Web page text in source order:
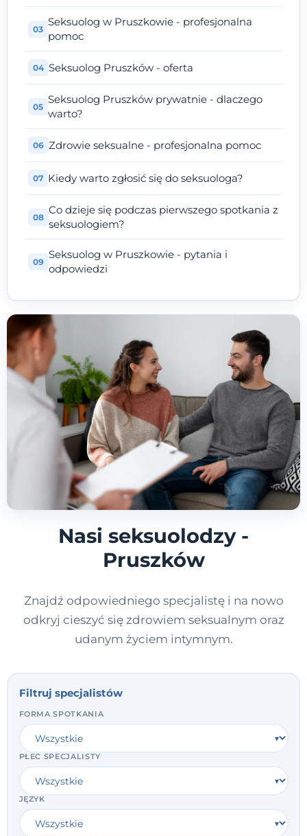
Seksuolog w Pruszkowie - profesjonalna
pomoc
Seksuolog Pruszków - oferta
Seksuolog Pruszków prywatnie - dlaczego
warto?
Zdrowie seksualne - profesjonalna pomoc
Kiedy warto zgłosić się do seksuologa?
Co dzieje się podczas pierwszego spotkania z
seksuologiem?
Seksuolog w Pruszkowie - pytania i
odpowiedzi
Nasi seksuolodzy -
Pruszków
Znajdź odpowiedniego specjalistę i na nowo
odkryj cieszyć się zdrowiem seksualnym oraz
udanym życiem intymnym.
Filtruj specjalistów
FORMA SPOTKANIA
PŁEĆ SPECJALISTY
JĘZYK